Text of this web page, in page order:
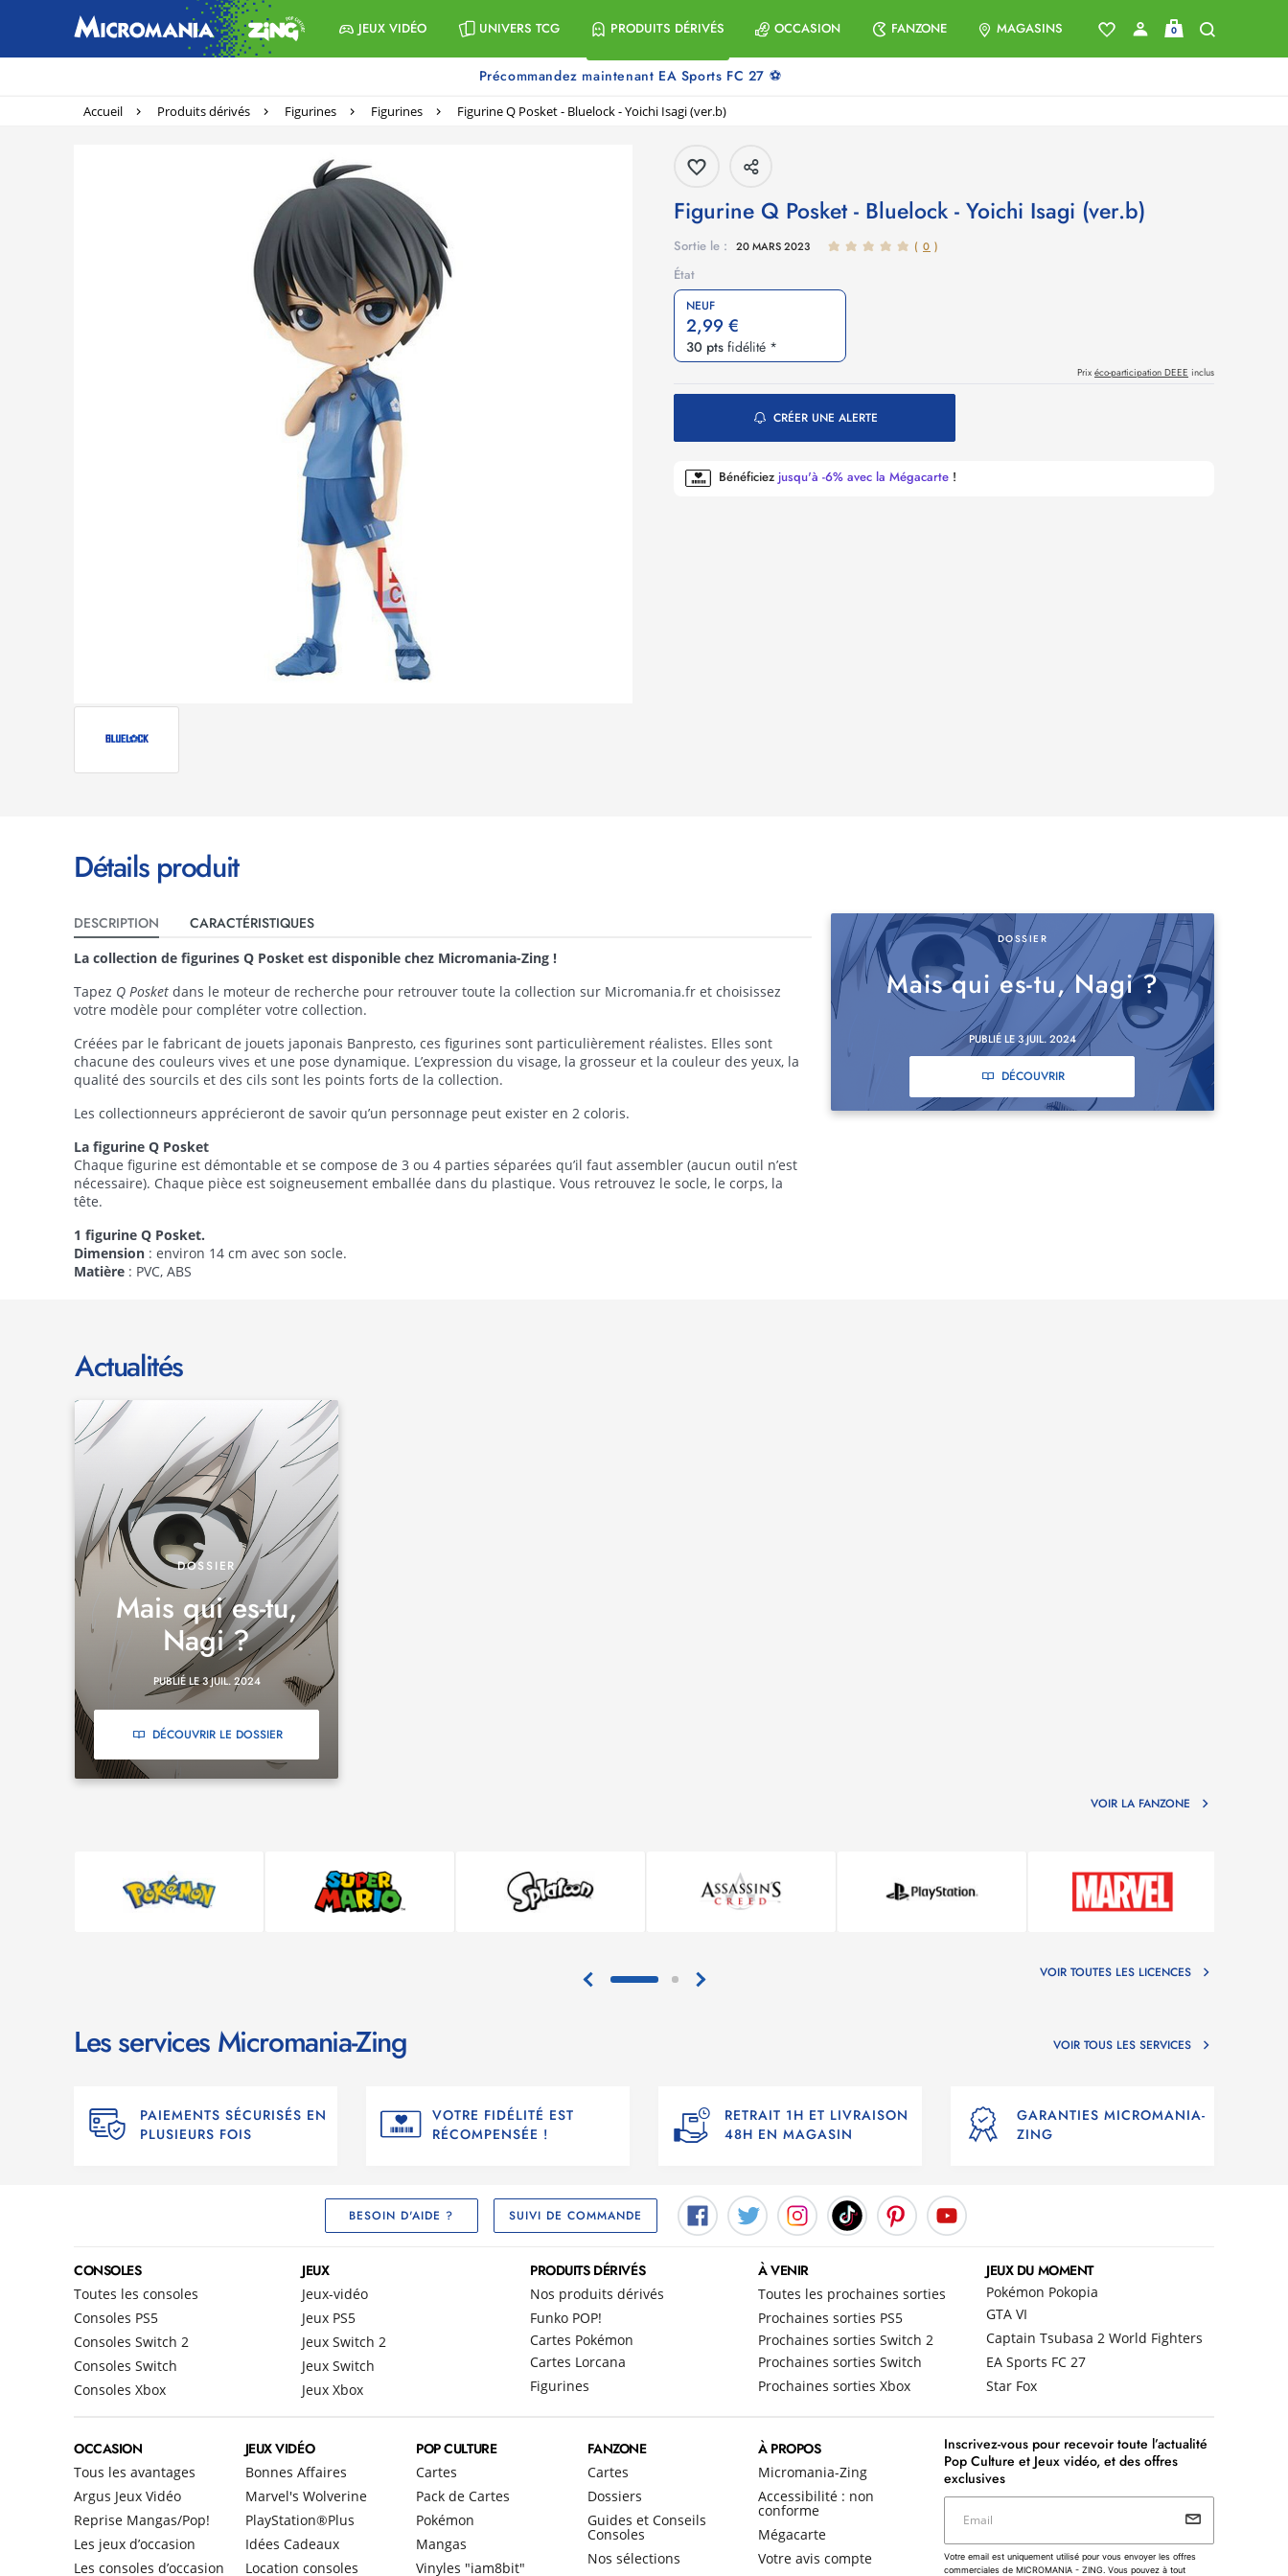
JEUX VIDÉO UNIVERS TCG PRODUITS DÉRIVÉS OCCASION FANZONE MAGASINS 0
Précommandez maintenant EA Sports FC 27 ⚽
Accueil Produits dérivés Figurines Figurines Figurine Q Posket - Bluelock - Yoichi Isagi (ver.b)
Figurine Q Posket - Bluelock - Yoichi Isagi (ver.b)
Sortie le : 20 MARS 2023 ( 0 )
État
NEUF
2,99 €
30 pts fidélité *
Prix éco-participation DEEE inclus
CRÉER UNE ALERTE
Bénéficiez jusqu'à -6% avec la Mégacarte !
Détails produit
DESCRIPTION CARACTÉRISTIQUES
La collection de figurines Q Posket est disponible chez Micromania-Zing !
Tapez Q Posket dans le moteur de recherche pour retrouver toute la collection sur Micromania.fr et choisissez
votre modèle pour compléter votre collection.
Créées par le fabricant de jouets japonais Banpresto, ces figurines sont particulièrement réalistes. Elles sont
chacune des couleurs vives et une pose dynamique. L’expression du visage, la grosseur et la couleur des yeux, la
qualité des sourcils et des cils sont les points forts de la collection.
Les collectionneurs apprécieront de savoir qu’un personnage peut exister en 2 coloris.
La figurine Q Posket
Chaque figurine est démontable et se compose de 3 ou 4 parties séparées qu’il faut assembler (aucun outil n’est
nécessaire). Chaque pièce est soigneusement emballée dans du plastique. Vous retrouvez le socle, le corps, la
tête.
1 figurine Q Posket.
Dimension : environ 14 cm avec son socle.
Matière : PVC, ABS
DOSSIER
Mais qui es-tu, Nagi ?
PUBLIÉ LE 3 JUIL. 2024
DÉCOUVRIR
Actualités
DOSSIER
Mais qui es-tu,
Nagi ?
PUBLIÉ LE 3 JUIL. 2024
DÉCOUVRIR LE DOSSIER
VOIR LA FANZONE
VOIR TOUTES LES LICENCES
Les services Micromania-Zing VOIR TOUS LES SERVICES
PAIEMENTS SÉCURISÉS EN
PLUSIEURS FOIS
VOTRE FIDÉLITÉ EST
RÉCOMPENSÉE !
RETRAIT 1H ET LIVRAISON
48H EN MAGASIN
GARANTIES MICROMANIA-
ZING
BESOIN D'AIDE ? SUIVI DE COMMANDE
CONSOLES
Toutes les consoles
Consoles PS5
Consoles Switch 2
Consoles Switch
Consoles Xbox
JEUX
Jeux-vidéo
Jeux PS5
Jeux Switch 2
Jeux Switch
Jeux Xbox
PRODUITS DÉRIVÉS
Nos produits dérivés
Funko POP!
Cartes Pokémon
Cartes Lorcana
Figurines
À VENIR
Toutes les prochaines sorties
Prochaines sorties PS5
Prochaines sorties Switch 2
Prochaines sorties Switch
Prochaines sorties Xbox
JEUX DU MOMENT
Pokémon Pokopia
GTA VI
Captain Tsubasa 2 World Fighters
EA Sports FC 27
Star Fox
OCCASION
Tous les avantages
Argus Jeux Vidéo
Reprise Mangas/Pop!
Les jeux d’occasion
Les consoles d’occasion
JEUX VIDÉO
Bonnes Affaires
Marvel's Wolverine
PlayStation®Plus
Idées Cadeaux
Location consoles
POP CULTURE
Cartes
Pack de Cartes
Pokémon
Mangas
Vinyles "iam8bit"
FANZONE
Cartes
Dossiers
Guides et Conseils
Consoles
Nos sélections
À PROPOS
Micromania-Zing
Accessibilité : non
conforme
Mégacarte
Votre avis compte
Inscrivez-vous pour recevoir toute l’actualité
Pop Culture et Jeux vidéo, et des offres
exclusives
Votre email est uniquement utilisé pour vous envoyer les
offres commerciales de MICROMANIA - ZING. Vous pouvez
Email
Votre email est uniquement utilisé pour vous envoyer les offres
commerciales de MICROMANIA - ZING. Vous pouvez à tout